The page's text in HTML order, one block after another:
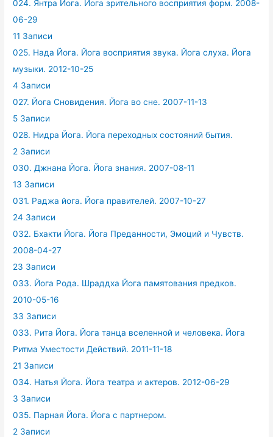
024. Янтра Йога. Йога зрительного восприятия форм. 2008-
06-29
11 Записи
025. Нада Йога. Йога восприятия звука. Йога слуха. Йога
музыки. 2012-10-25
4 Записи
027. Йога Сновидения. Йога во сне. 2007-11-13
5 Записи
028. Нидра Йога. Йога переходных состояний бытия.
2 Записи
030. Джнана Йога. Йога знания. 2007-08-11
13 Записи
031. Раджа йога. Йога правителей. 2007-10-27
24 Записи
032. Бхакти Йога. Йога Преданности, Эмоций и Чувств.
2008-04-27
23 Записи
033. Йога Рода. Шраддха Йога памятования предков.
2010-05-16
33 Записи
033. Рита Йога. Йога танца вселенной и человека. Йога
Ритма Уместости Действий. 2011-11-18
21 Записи
034. Натья Йога. Йога театра и актеров. 2012-06-29
3 Записи
035. Парная Йога. Йога с партнером.
2 Записи